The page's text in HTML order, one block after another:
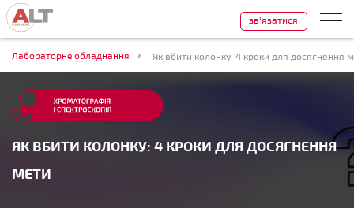
Лабораторне обладнання Як вбити колонку: 4 кроки для досягнення
ЯК ВБИТИ КОЛОНКУ: 4 КРОКИ ДЛЯ ДОСЯГНЕННЯ
МЕТИ
зв'язатися